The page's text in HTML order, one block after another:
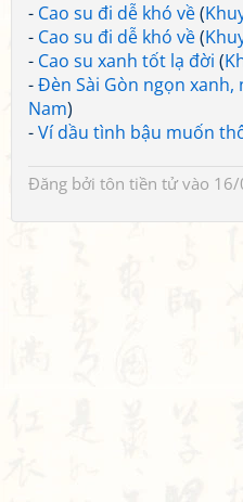
- Cao su đi dễ khó về(
- Cao su đi dễ khó về(
- Cao su xanh tốt lạ đời (
-Đèn Sài Gòn ngọn xanh,
Nam)
-Ví dầu tình bậu muốn
Đăng bởi tôn tiền tửvào 16/